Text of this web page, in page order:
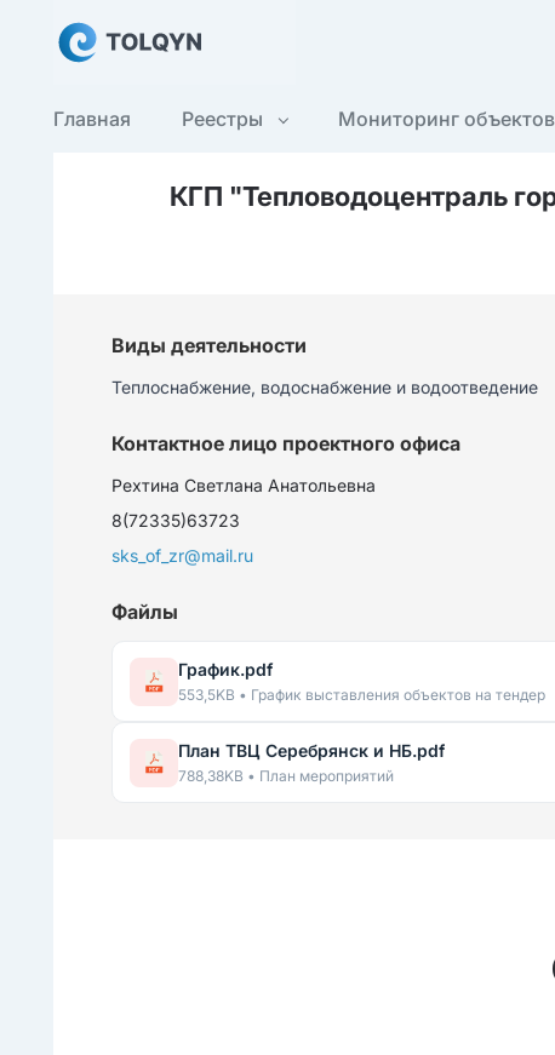
Главная Реестры Мониторинг объектов
КГП "Тепловодоцентраль
Виды деятельности
Теплоснабжение, водоснабжение и водоотведение
Контактное лицо проектного офиса
Рехтина Светлана Анатольевна
8(72335)63723
sks_of_zr@mail.ru
Файлы
График.pdf
553,5KB • График выставления объектов на тендер
План ТВЦ Серебрянск и НБ.pdf
788,38KB • План мероприятий